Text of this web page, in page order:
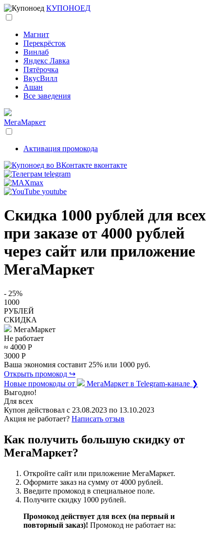
КУПОНОЕД
Магнит
Перекрёсток
Винлаб
Яндекс Лавка
Пятёрочка
ВкусВилл
Ашан
Все заведения
МегаМаркет
Активация промокода
вконтакте
telegram
max
youtube
Скидка 1000 рублей для всех
при заказе от 4000 рублей
через сайт или приложение
МегаМаркет
- 25%
1000
РУБЛЕЙ
СКИДКА
МегаМаркет
Не работает
≈ 4000 Р
3000 Р
Ваша экономия составит 25% или 1000 руб.
Открыть промокод ↪
Новые промокоды от
МегаМаркет в Telegram-канале ❯
Выгодно!
Для всех
Купон действовал с 23.08.2023 по 13.10.2023
Акция не работает? Написать отзыв
Как получить большую скидку от
МегаМаркет?
Откройте сайт или приложение МегаМаркет.
Оформите заказ на сумму от 4000 рублей.
Введите промокод в специальное поле.
Получите скидку 1000 рублей.
Промокод действует для всех (на первый и
повторный заказ)! Промокод не работает на: